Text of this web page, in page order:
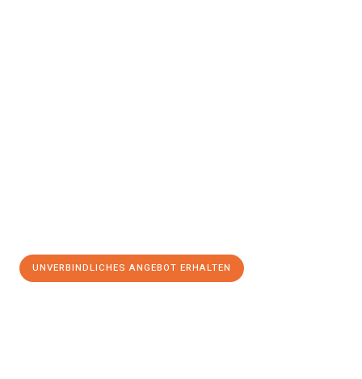
UNVERBINDLICHES ANGEBOT ERHALTEN